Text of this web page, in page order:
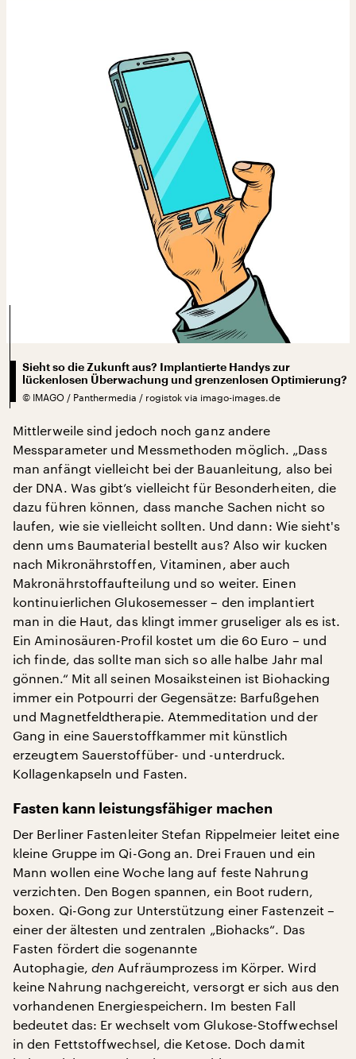
Sieht so die Zukunft aus? Implantierte Handys zur
lückenlosen Überwachung und grenzenlosen Optimierung?
© IMAGO / Panthermedia / rogistok via imago-images.de
Mittlerweile sind jedoch noch ganz andere
Messparameter und Messmethoden möglich. „Dass
man anfängt vielleicht bei der Bauanleitung, also bei
der DNA. Was gibt’s vielleicht für Besonderheiten, die
dazu führen können, dass manche Sachen nicht so
laufen, wie sie vielleicht sollten. Und dann: Wie sieht's
denn ums Baumaterial bestellt aus? Also wir kucken
nach Mikronährstoffen, Vitaminen, aber auch
Makronährstoffaufteilung und so weiter. Einen
kontinuierlichen Glukosemesser – den implantiert
man in die Haut, das klingt immer gruseliger als es ist.
Ein Aminosäuren-Profil kostet um die 60 Euro – und
ich finde, das sollte man sich so alle halbe Jahr mal
gönnen.“ Mit all seinen Mosaiksteinen ist Biohacking
immer ein Potpourri der Gegensätze: Barfußgehen
und Magnetfeldtherapie. Atemmeditation und der
Gang in eine Sauerstoffkammer mit künstlich
erzeugtem Sauerstoffüber- und -unterdruck.
Kollagenkapseln und Fasten.
Fasten kann leistungsfähiger machen
Der Berliner Fastenleiter Stefan Rippelmeier leitet eine
kleine Gruppe im Qi-Gong an. Drei Frauen und ein
Mann wollen eine Woche lang auf feste Nahrung
verzichten. Den Bogen spannen, ein Boot rudern,
boxen. Qi-Gong zur Unterstützung einer Fastenzeit –
einer der ältesten und zentralen „Biohacks“. Das
Fasten fördert die sogenannte
Autophagie, den Aufräumprozess im Körper. Wird
keine Nahrung nachgereicht, versorgt er sich aus den
vorhandenen Energiespeichern. Im besten Fall
bedeutet das: Er wechselt vom Glukose-Stoffwechsel
in den Fettstoffwechsel, die Ketose. Doch damit